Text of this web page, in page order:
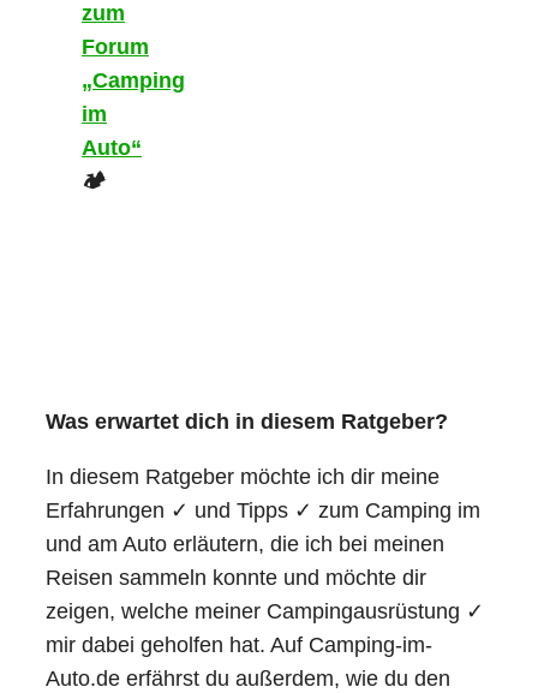
zum
Forum
„Camping
im
Auto“
🏕️
Was erwartet dich in diesem Ratgeber?
In diesem Ratgeber möchte ich dir meine
Erfahrungen ✓ und Tipps ✓ zum Camping im
und am Auto erläutern, die ich bei meinen
Reisen sammeln konnte und möchte dir
zeigen, welche meiner Campingausrüstung ✓
mir dabei geholfen hat. Auf Camping-im-
Auto.de erfährst du außerdem, wie du den